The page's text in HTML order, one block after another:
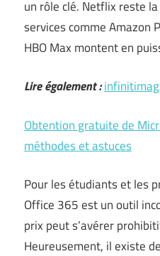
un rôle clé. Netflix reste
services comme Amazon
HBO Max montent en
Lire également :
Obtention gratuite de
méthodes et astuces
Pour les étudiants et les
Office 365 est un outil
prix peut s’avérer
Heureusement, il existe